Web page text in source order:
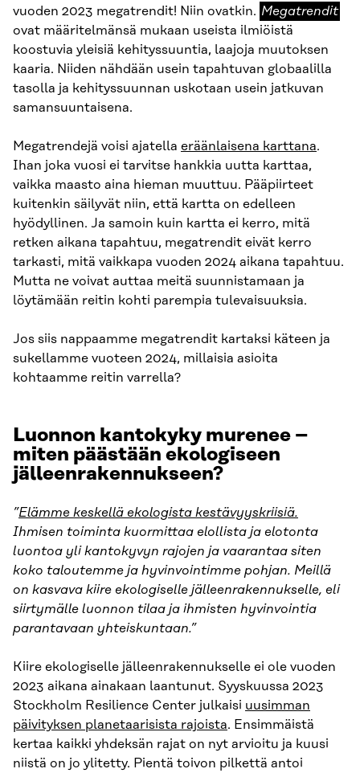
vuoden 2023 megatrendit! Niin ovatkin. Megatrendit
Megatrendit
ovat määritelmänsä mukaan useista ilmiöistä
koostuvia yleisiä kehityssuuntia, laajoja muutoksen
kaaria. Niiden nähdään usein tapahtuvan globaalilla
tasolla ja kehityssuunnan uskotaan usein jatkuvan
samansuuntaisena.
Megatrendejä voisi ajatella eräänlaisena karttana.
Ihan joka vuosi ei tarvitse hankkia uutta karttaa,
vaikka maasto aina hieman muuttuu. Pääpiirteet
kuitenkin säilyvät niin, että kartta on edelleen
hyödyllinen. Ja samoin kuin kartta ei kerro, mitä
retken aikana tapahtuu, megatrendit eivät kerro
tarkasti, mitä vaikkapa vuoden 2024 aikana tapahtuu.
Mutta ne voivat auttaa meitä suunnistamaan ja
löytämään reitin kohti parempia tulevaisuuksia.
Jos siis nappaamme megatrendit kartaksi käteen ja
sukellamme vuoteen 2024, millaisia asioita
kohtaamme reitin varrella?
Luonnon kantokyky murenee –
miten päästään ekologiseen
jälleenrakennukseen?
”Elämme keskellä ekologista kestävyyskriisiä.
Ihmisen toiminta kuormittaa elollista ja elotonta
luontoa yli kantokyvyn rajojen ja vaarantaa siten
koko taloutemme ja hyvinvointimme pohjan. Meillä
on kasvava kiire ekologiselle jälleenrakennukselle, eli
siirtymälle luonnon tilaa ja ihmisten hyvinvointia
parantavaan yhteiskuntaan.”
Kiire ekologiselle jälleenrakennukselle ei ole vuoden
2023 aikana ainakaan laantunut. Syyskuussa 2023
Stockholm Resilience Center julkaisi uusimman
päivityksen planetaarisista rajoista. Ensimmäistä
kertaa kaikki yhdeksän rajat on nyt arvioitu ja kuusi
niistä on jo ylitetty. Pientä toivon pilkettä antoi